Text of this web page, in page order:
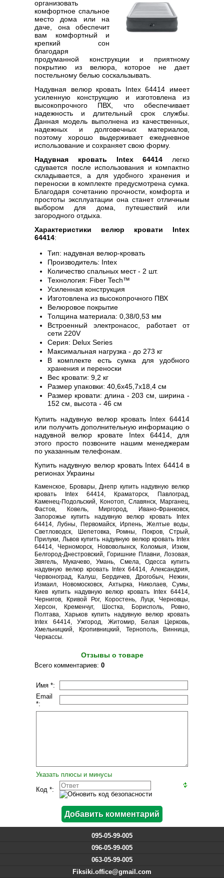
организовать
комфортное спальное
место дома или на
даче, она обеспечит
вам комфортный и
крепкий сон
благодаря
продуманной конструкции и приятному
покрытию из велюра, которое не дает
постельному белью соскальзывать.
Надувная велюр кровать Intex 64414 имеет
усиленную конструкцию и изготовлена из
высокопрочного ПВХ, что обеспечивает
надежность и длительный срок службы.
Данная модель выполнена из качественных,
надежных и долговечных материалов,
поэтому хорошо выдерживает ежедневное
использование и сохраняет свою форму.
Надувная кровать Intex 64414 легко
сдувается после использования и компактно
складывается, а для удобного хранения и
переноски в комплекте предусмотрена сумка.
Благодаря сочетанию прочности, комфорта и
простоты эксплуатации она станет отличным
выбором для дома, путешествий или
загородного отдыха.
Характеристики велюр кровати Intex
64414:
Тип: надувная велюр-кровать
Производитель: Intex
Количество спальных мест - 2 шт.
Технология: Fiber Tech™
Усиленная конструкция
Изготовлена из высокопрочного ПВХ
Велюровое покрытие
Толщина материала: 0,38/0,53 мм
Встроенный электронасос, работает от
сети 220V
Серия: Delux Series
Максимальная нагрузка - до 273 кг
В комплекте есть сумка для удобного
хранения и переноски
Вес кровати: 9,2 кг
Размер упаковки: 40,6x45,7x18,4 см
Размер кровати: длина - 203 см, ширина -
152 см, высота - 46 см
Купить надувную велюр кровать Intex 64414
или получить дополнительную информацию о
надувной велюр кровате Intex 64414, для
этого просто позвоните нашим менеджерам
по указанным телефонам.
Купить надувную велюр кровать Intex 64414 в
регионах Украины
Каменское, Бровары, Днепр купить надувную велюр
кровать Intex 64414, Краматорск, Павлоград,
Каменец-Подольский, Конотоп, Славянск, Марганец,
Фастов, Ковель, Миргород, Ивано-Франковск,
Запорожье купить надувную велюр кровать Intex
64414, Лубны, Первомайск, Ирпень, Желтые воды,
Светловодск, Шепетовка, Ромны, Покров, Стрый,
Прилуки, Львов купить надувную велюр кровать Intex
64414, Черноморск, Нововолынск, Коломыя, Изюм,
Белгород-Днестровский, Горишние Плавни, Лозовая,
Звягель, Мукачево, Умань, Смела, Одесса купить
надувную велюр кровать Intex 64414, Александрия,
Червоноград, Калуш, Бердичев, Дрогобыч, Нежин,
Измаил, Новомосковск, Ахтырка, Николаев, Сумы,
Киев купить надувную велюр кровать Intex 64414,
Чернигов, Кривой Рог, Коростень, Луцк, Черновцы,
Херсон, Кременчуг, Шостка, Борисполь, Ровно,
Полтава, Харьков купить надувную велюр кровать
Intex 64414, Ужгород, Житомир, Белая Церковь,
Хмельницкий, Кропивницкий, Тернополь, Винница,
Черкассы.
Отзывы о товаре
Всего комментариев: 0
Имя *:
Email
*:
Указать плюсы и минусы
Код *:
095-05-99-005
096-05-99-005
063-05-99-005
Fiksiki.office@gmail.com